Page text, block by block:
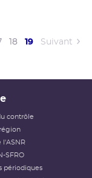
18 19(current)
Suivant
contrôle
région
l'ASNR
SFRO
périodiques